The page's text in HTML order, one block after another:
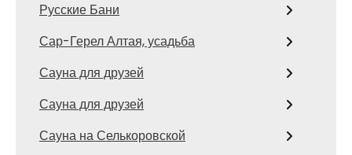
Русские Бани
Сар-Герел Алтая, усадьба
Сауна для друзей
Сауна для друзей
Сауна на Селькоровской